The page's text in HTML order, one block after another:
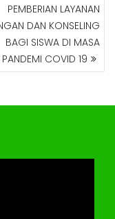
PEMBERIAN LAYANAN
DAN KONSELING
BAGI SISWA DI MASA
PANDEMI COVID 19